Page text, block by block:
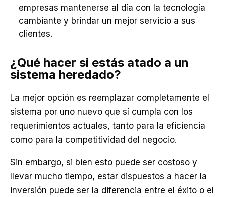
empresas mantenerse al día con la tecnología
cambiante y brindar un mejor servicio a sus
clientes.
¿Qué hacer si estás atado a un
sistema heredado?
La mejor opción es reemplazar completamente el
sistema por uno nuevo que sí cumpla con los
requerimientos actuales, tanto para la eficiencia
como para la competitividad del negocio.
Sin embargo, si bien esto puede ser costoso y
llevar mucho tiempo, estar dispuestos a hacer la
inversión puede ser la diferencia entre el éxito o el